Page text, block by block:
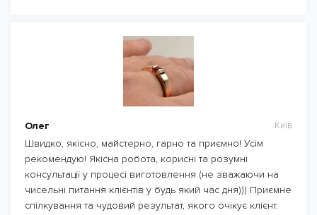
Олег Київ
Швидко, якісно, майстерно, гарно та приємно! Усім
рекомендую! Якісна робота, корисні та розумні
консультації у процесі виготовлення (не зважаючи на
чисельні питання клієнтів у будь який час дня))) Приємне
спілкування та чудовий результат, якого очікує клієнт.